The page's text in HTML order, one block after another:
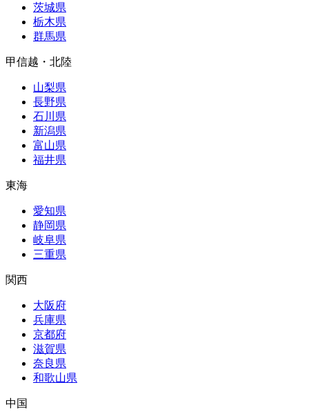
茨城県
栃木県
群馬県
甲信越・北陸
山梨県
長野県
石川県
新潟県
富山県
福井県
東海
愛知県
静岡県
岐阜県
三重県
関西
大阪府
兵庫県
京都府
滋賀県
奈良県
和歌山県
中国